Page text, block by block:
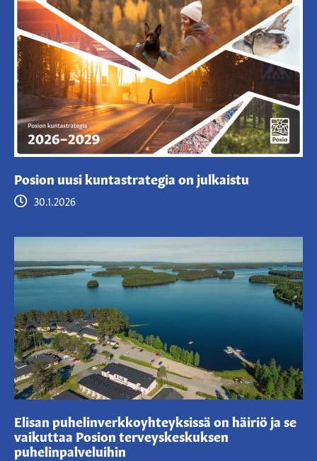
30.1.2026
Posion uusi kuntastrategia on julkaistu
Elisan puhelinverkkoyhteyksissä on häiriö ja se
vaikuttaa Posion terveyskeskuksen
puhelinpalveluihin